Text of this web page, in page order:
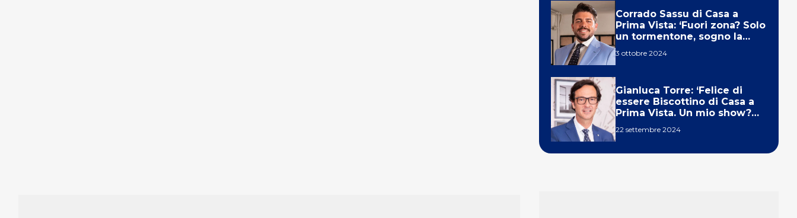
Corrado Sassu di Casa a
Prima Vista: ‘Fuori zona? Solo
un tormentone, sogno la
3 ottobre 2024
Gianluca Torre: ‘Felice di
essere Biscottino di Casa a
Prima Vista. Un mio show?
22 settembre 2024